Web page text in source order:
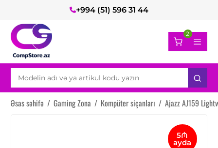
+994 (51) 596 31 44
2
Əsas səhifə / Gaming Zona / Kompüter siçanları / Ajazz AJ159
5₼
ayda